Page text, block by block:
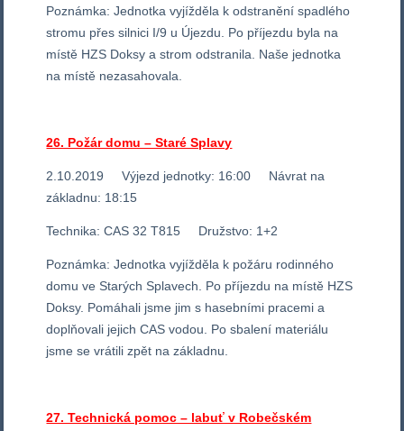
Poznámka: Jednotka vyjížděla k odstranění spadlého
stromu přes silnici I/9 u Újezdu. Po příjezdu byla na
místě HZS Doksy a strom odstranila. Naše jednotka
na místě nezasahovala.
26. Požár domu – Staré Splavy
2.10.2019 Výjezd jednotky: 16:00 Návrat na
základnu: 18:15
Technika: CAS 32 T815 Družstvo: 1+2
Poznámka: Jednotka vyjížděla k požáru rodinného
domu ve Starých Splavech. Po příjezdu na místě HZS
Doksy. Pomáhali jsme jim s hasebními pracemi a
doplňovali jejich CAS vodou. Po sbalení materiálu
jsme se vrátili zpět na základnu.
27. Technická pomoc – labuť v Robečském